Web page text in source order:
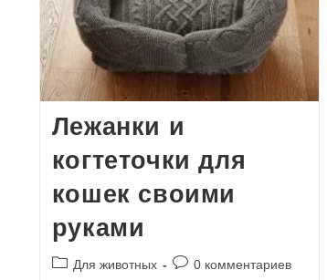
Лежанки и
когтеточки для
кошек своими
руками
Рубрика
Для животных
Комментарии
0 комментариев